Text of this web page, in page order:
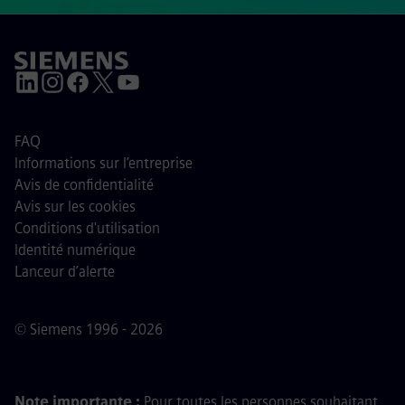
© Siemens 1996 - 2026
FAQ
Informations sur l’entreprise
Avis de confidentialité
Avis sur les cookies
Conditions d'utilisation
Identité numérique
Lanceur d’alerte